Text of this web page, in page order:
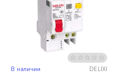
В наличии DELIXI